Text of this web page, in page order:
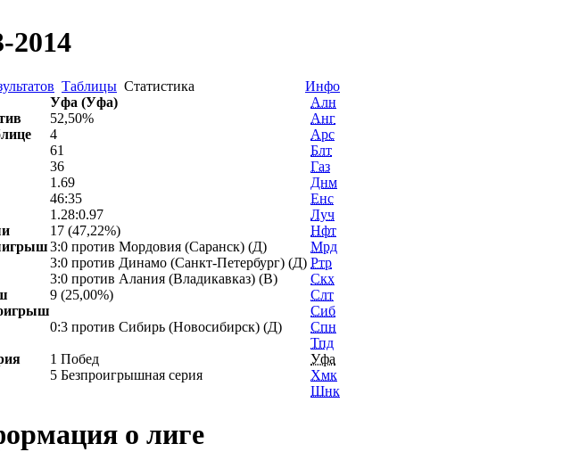
Таблицы Статистика
Инфо
Уфа (Уфа)
52,50%
4
61
36
1.69
46:35
1.28:0.97
17 (47,22%)
3:0 против Мордовия (Саранск) (Д)
3:0 против Динамо (Санкт-Петербург) (Д)
3:0 против Алания (Владикавказ) (В)
9 (25,00%)
0:3 против Сибирь (Новосибирск) (Д)
1 Побед
5 Безпроигрышная серия
Алн
Анг
Арс
Блт
Газ
Днм
Енс
Луч
Нфт
Мрд
Ртр
Скх
Слт
Сиб
Спн
Тпд
Уфа
Хмк
Шнк
о лиге